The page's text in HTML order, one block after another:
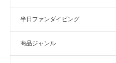
半日ファンダイビング
商品ジャンル